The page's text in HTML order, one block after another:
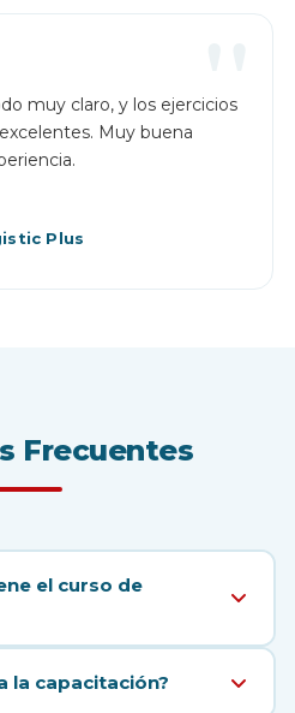
"
muy claro, y los ejercicios
Muy buena
Plus
Frecuentes
el curso de
o de alturas que
la capacitación?